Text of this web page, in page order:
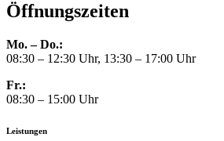
Öffnungszeiten
Mo. – Do.:
08:30 – 12:30 Uhr, 13:30 – 17:00 Uhr
Fr.:
08:30 – 15:00 Uhr
Leistungen